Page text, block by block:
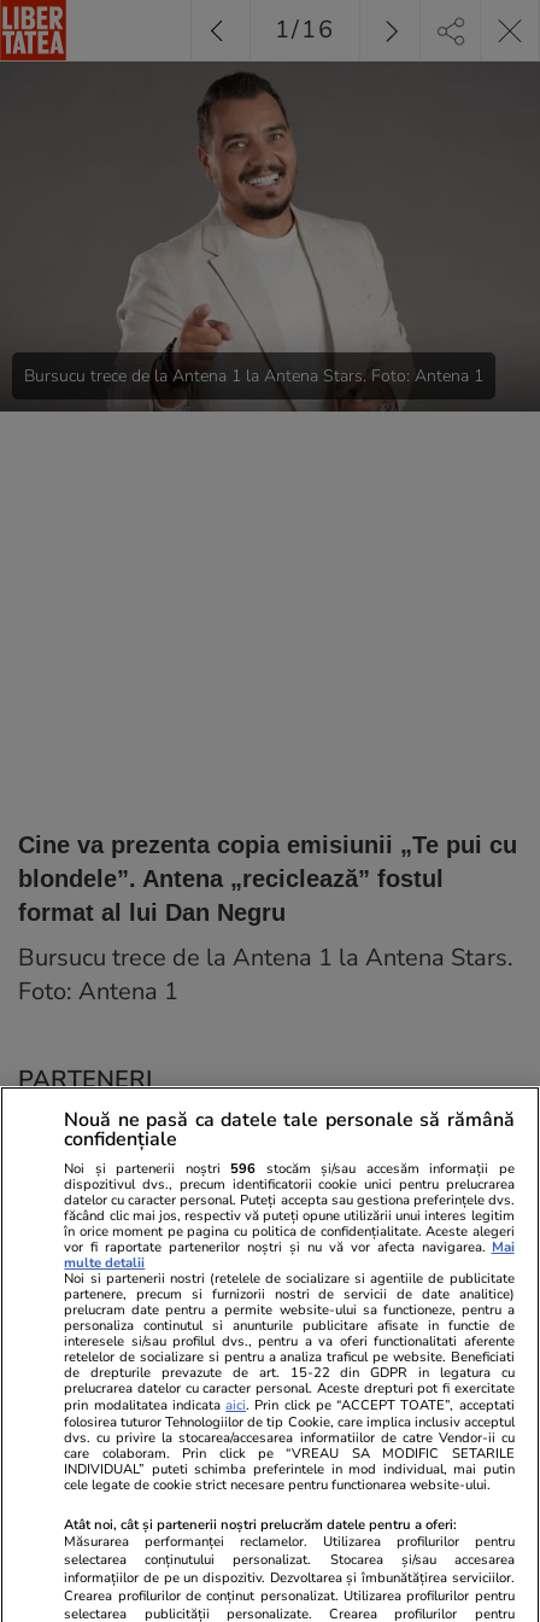
Bursucu trece de la Antena 1 la Antena Stars. Foto: Antena 1
Cine va prezenta copia emisiunii „Te pui cu
blondele”. Antena „reciclează” fostul
format al lui Dan Negru
Bursucu trece de la Antena 1 la Antena Stars.
Foto: Antena 1
1/16
PARTENERI
Viva.ro
Toată lumea știe cine este Dan Dungaciu,
unul dintre liderii partidului AUR, dar iată cine
e, de fapt, superba lui soție. E vedetă de
televiziune în R...
Unica.ro
Nu și ei! S-au
căsnicie! Cei doi
secret. Nimeni
motiv al
© 2026 Ringier Romania. Toate drepturile rezervate
Nouă ne pasă ca datele tale personale să rămână
confidențiale
Noi și partenerii noștri 596 stocăm și/sau accesăm informații pe
dispozitivul dvs., precum identificatorii cookie unici pentru prelucrarea
datelor cu caracter personal. Puteți accepta sau gestiona preferințele dvs.
făcând clic mai jos, respectiv vă puteți opune utilizării unui interes legitim
în orice moment pe pagina cu politica de confidențialitate. Aceste alegeri
vor fi raportate partenerilor noștri și nu vă vor afecta navigarea. Mai
multe detalii
Noi si partenerii nostri (retelele de socializare si agentiile de publicitate
partenere, precum si furnizorii nostri de servicii de date analitice)
prelucram date pentru a permite website-ului sa functioneze, pentru a
personaliza continutul si anunturile publicitare afisate in functie de
interesele si/sau profilul dvs., pentru a va oferi functionalitati aferente
retelelor de socializare si pentru a analiza traficul pe website. Beneficiati
de drepturile prevazute de art. 15-22 din GDPR in legatura cu
prelucrarea datelor cu caracter personal. Aceste drepturi pot fi exercitate
prin modalitatea indicataaici. Prin click pe “ACCEPT TOATE”, acceptati
folosirea tuturor Tehnologiilor de tip Cookie, care implica inclusiv acceptul
dvs. cu privire la stocarea/accesarea informatiilor de catre Vendor-ii cu
care colaboram. Prin click pe “VREAU SA MODIFIC SETARILE
INDIVIDUAL” puteti schimba preferintele in mod individual, mai putin
cele legate de cookie strict necesare pentru functionarea website-ului.
Atât noi, cât și partenerii noștri prelucrăm datele pentru a oferi:
Măsurarea performanței reclamelor. Utilizarea profilurilor pentru
selectarea conținutului personalizat. Stocarea și/sau accesarea
informațiilor de pe un dispozitiv. Dezvoltarea și îmbunătățirea serviciilor.
Crearea profilurilor de conținut personalizat. Utilizarea profilurilor pentru
selectarea publicității personalizate. Crearea profilurilor pentru